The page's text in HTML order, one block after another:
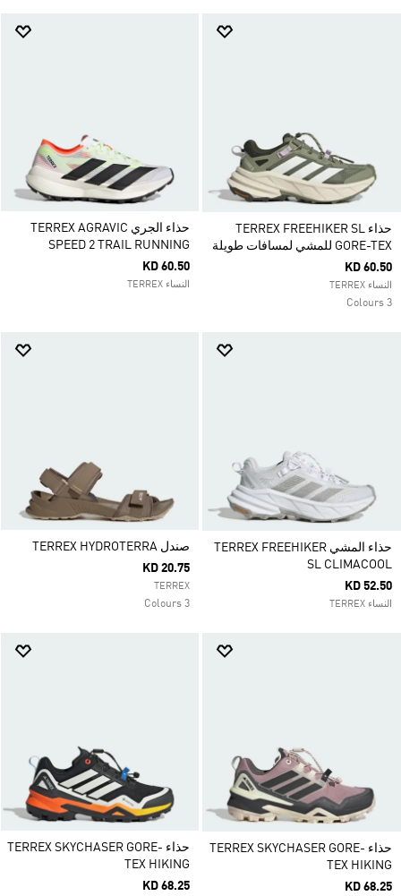
حذاء TERREX FREEHIKER SL
GORE-TEX للمشي لمسافات طويلة
KD 60.50
النساء TERREX
3 Colours
حذاء الجري TERREX AGRAVIC
SPEED 2 TRAIL RUNNING
KD 60.50
النساء TERREX
حذاء المشي TERREX FREEHIKER
SL CLIMACOOL
KD 52.50
النساء TERREX
صندل TERREX HYDROTERRA
KD 20.75
TERREX
3 Colours
حذاء TERREX SKYCHASER GORE-
TEX HIKING
KD 68.25
حذاء TERREX SKYCHASER GORE-
TEX HIKING
KD 68.25